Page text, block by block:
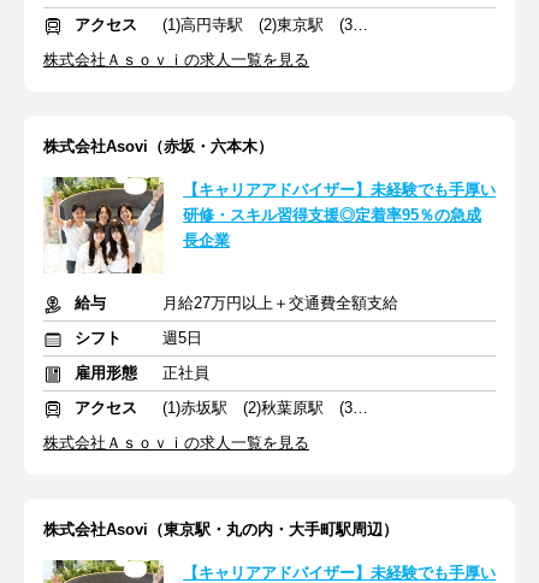
アクセス
(1)高円寺駅 (2)東京駅 (3)目黒駅
株式会社Ａｓｏｖｉの求人一覧を見る
株式会社Asovi（赤坂・六本木）
【キャリアアドバイザー】未経験でも手厚い
研修・スキル習得支援◎定着率95％の急成
長企業
給与
月給27万円以上＋交通費全額支給
シフト
週5日
雇用形態
正社員
アクセス
(1)赤坂駅 (2)秋葉原駅 (3)新橋駅
株式会社Ａｓｏｖｉの求人一覧を見る
株式会社Asovi（東京駅・丸の内・大手町駅周辺）
【キャリアアドバイザー】未経験でも手厚い